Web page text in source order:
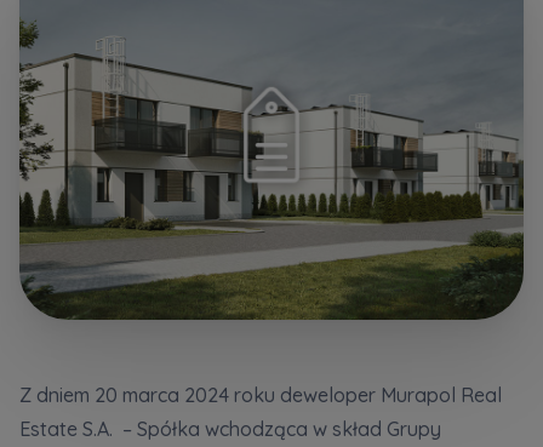
Z dniem 20 marca 2024 roku deweloper Murapol Real
Estate S.A. – Spółka wchodząca w skład Grupy
Dodatkowe pliki (.doc, .docx, .pdf)
Wybierz miasto
Wybierz miasto
Imię i nazwisko
Telefon
Телефон
Електронна пошта
Надаю всі згоди
якості... *
розширити
Wyrażam wszystkie zgody
Informujemy, że w trosce o najwyższą jakość i... *
Rozwiń
Wyrażam zgodę otrzymywanie informacji
Każdej osobie przysługuje prawo dostępu do
treści swoich... *
Wyrażam wszystkie zgody
Informujemy, że w trosce o najwyższą jakość i... *
Rozwiń
Wyrażam zgodę otrzymywanie informacji
Każdej osobie przysługuje prawo dostępu do
treści swoich... *